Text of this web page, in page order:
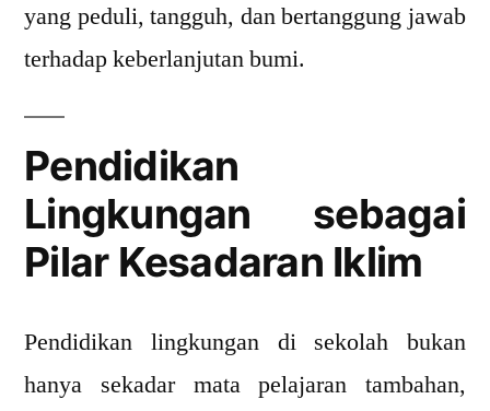
yang peduli, tangguh, dan bertanggung jawab
terhadap keberlanjutan bumi.
Pendidikan
Lingkungan sebagai
Pilar Kesadaran Iklim
Pendidikan lingkungan di sekolah bukan
hanya sekadar mata pelajaran tambahan,